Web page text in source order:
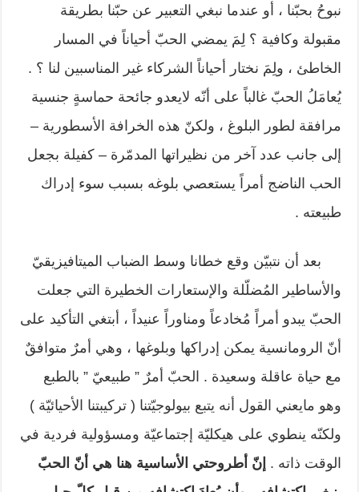
نبوحُ بحبّنا ، أو عندما نبغي التعبير عن حبّنا بطريقة
مقبولة وكافية ؟ لِمَ يمضي الحبّ أحياناً في المسار
الخاطئ ، ولِمَ نختار أحياناً الشركاء غير المناسبين لنا ؟ .
يُعامَلُ الحبّ غالباً على أنّه لايعدو جائحة حماسةٍ جنسية
مرافقة لطور البلوغ ، ولكنّ هذه الخرافة الأسطورية –
إلى جانب عدد آخر من نظيراتها المدمّرة – كفيلة بجعل
الحب الناضج أمراً يستعصي بلوغه بسبب سوء إدراك
طبيعته .
بعد أن نتبيّن وقع خطانا وسط الضباب الميتافيزيقيّ
والأساطير المُضلّلة والإستعارات الخطيرة التي جعلت
الحبّ يبدو أمراً مُخادعاً ومناوراً عنيداً ، أبتغي التأكيد على
أنّ الرومانسية يمكن إدراكها وبلوغها ، وهي أمرٌ متوافقٌ
مع حياة عاقلة وسعيدة . الحبّ أمرٌ ” طبيعيّ ” بالطبع
وهو مايعني القول أنه يتبع بيولوجيّتنا ( تركيبتنا الأحيائيّة )
ولكنّه ينطوي على هيكليّة إجتماعيّة ومسؤولية فردية في
الوقت ذاته . إنّ أطروحتي الأساسية هنا هي أنّ الحبّ